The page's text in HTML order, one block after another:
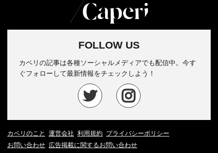
FOLLOW US
カペリの記事は各種ソーシャルメディアでも配信中。今す
ぐフォローして最新情報をチェックしよう！
カペリのこと 運営会社 利用規約 プライバシーポリシー
お問い合わせ 広告掲載に関するお問い合わせ